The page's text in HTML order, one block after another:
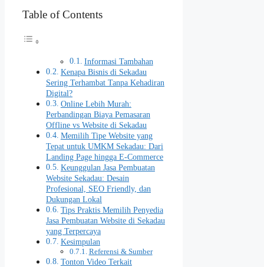
Table of Contents
Informasi Tambahan
Kenapa Bisnis di Sekadau
Sering Terhambat Tanpa Kehadiran
Digital?
Online Lebih Murah:
Perbandingan Biaya Pemasaran
Offline vs Website di Sekadau
Memilih Tipe Website yang
Tepat untuk UMKM Sekadau: Dari
Landing Page hingga E‑Commerce
Keunggulan Jasa Pembuatan
Website Sekadau: Desain
Profesional, SEO Friendly, dan
Dukungan Lokal
Tips Praktis Memilih Penyedia
Jasa Pembuatan Website di Sekadau
yang Terpercaya
Kesimpulan
Referensi & Sumber
Tonton Video Terkait